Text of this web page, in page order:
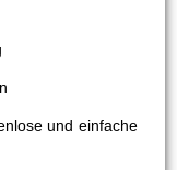
und einfache